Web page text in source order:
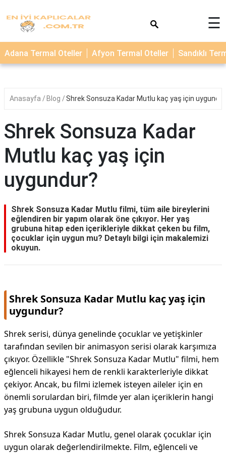
TERMAL
OTELLER
☰
Adana Termal Oteller Afyon Termal Oteller Sandıklı
Anasayfa Blog Shrek Sonsuza Kadar Mutlu kaç yaş için
Shrek Sonsuza Kadar
Mutlu kaç yaş için
uygundur?
Shrek Sonsuza Kadar Mutlu filmi, tüm aile bireylerini
eğlendiren bir yapım olarak öne çıkıyor. Her yaş
grubuna hitap eden içerikleriyle dikkat çeken bu film,
çocuklar için uygun mu? Detaylı bilgi için makalemizi
okuyun.
Shrek Sonsuza Kadar Mutlu kaç yaş için
uygundur?
Shrek serisi, dünya genelinde çocuklar ve yetişkinler
tarafından sevilen bir animasyon serisi olarak karşımıza
çıkıyor. Özellikle "Shrek Sonsuza Kadar Mutlu" filmi, hem
eğlenceli hikayesi hem de renkli karakterleriyle dikkat
çekiyor. Ancak, bu filmi izlemek isteyen aileler için en
önemli sorulardan biri, filmde yer alan içeriklerin hangi
yaş grubuna uygun olduğudur.
Shrek Sonsuza Kadar Mutlu, genel olarak çocuklar için
uygun olarak değerlendirilmekte. Film, eğlenceli ve